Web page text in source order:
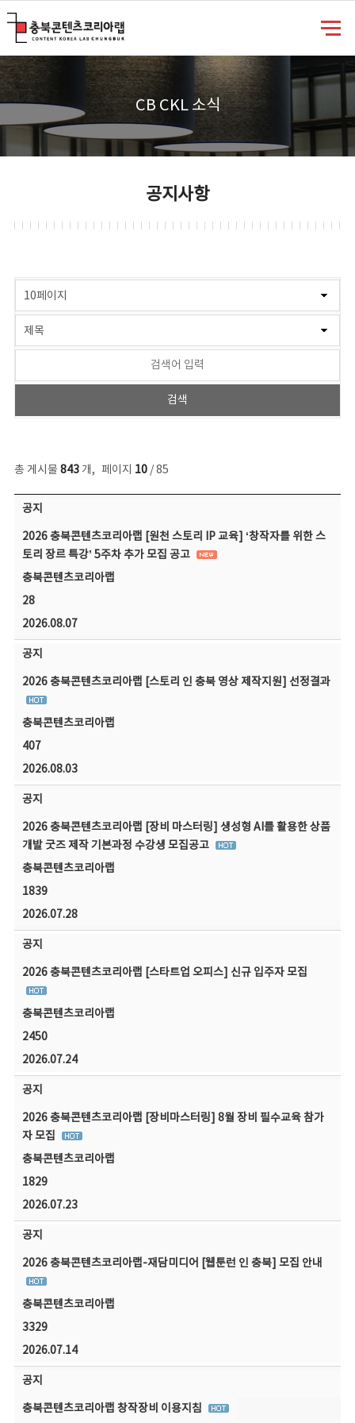
CB CKL 소식
공지사항
총 게시물 843개, 페이지 10/ 85
공지사항 목록 - 번호, 제목, 작성자, 파일, 조회수, 작성일 정보 제공
공지
2026 충북콘텐츠코리아랩 [원천 스토리 IP 교육] ‘창작자를 위한 스
토리 장르 특강’ 5주차 추가 모집 공고
충북콘텐츠코리아랩
28
2026.08.07
공지
2026 충북콘텐츠코리아랩 [스토리 인 충북 영상 제작지원] 선정결과
충북콘텐츠코리아랩
407
2026.08.03
공지
2026 충북콘텐츠코리아랩 [장비 마스터링] 생성형 AI를 활용한 상품
개발 굿즈 제작 기본과정 수강생 모집공고
충북콘텐츠코리아랩
1839
2026.07.28
공지
2026 충북콘텐츠코리아랩 [스타트업 오피스] 신규 입주자 모집
충북콘텐츠코리아랩
2450
2026.07.24
공지
2026 충북콘텐츠코리아랩 [장비마스터링] 8월 장비 필수교육 참가
자 모집
충북콘텐츠코리아랩
1829
2026.07.23
공지
2026 충북콘텐츠코리아랩-재담미디어 [웹툰런 인 충북] 모집 안내
충북콘텐츠코리아랩
3329
2026.07.14
공지
충북콘텐츠코리아랩 창작장비 이용지침